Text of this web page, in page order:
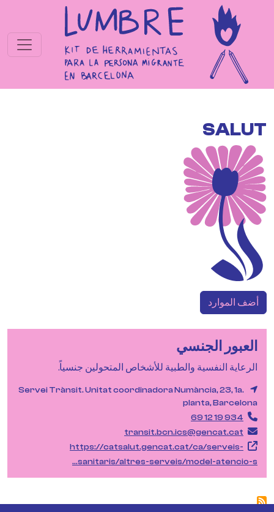
تجاوز إلى المحتوى الرئيسي
SALUT
أضف الموارد
العبور الجنسي
الرعاية النفسية والطبية للأشخاص المتحولين جنسياً.
Servei Trànsit. Unitat coordinadora Numància, 23, 1a.
planta, Barcelona
934 19 12 69
transit.bcn.ics@gencat.cat
https://catsalut.gencat.cat/ca/serveis-
sanitaris/altres-serveis/model-atencio-s…